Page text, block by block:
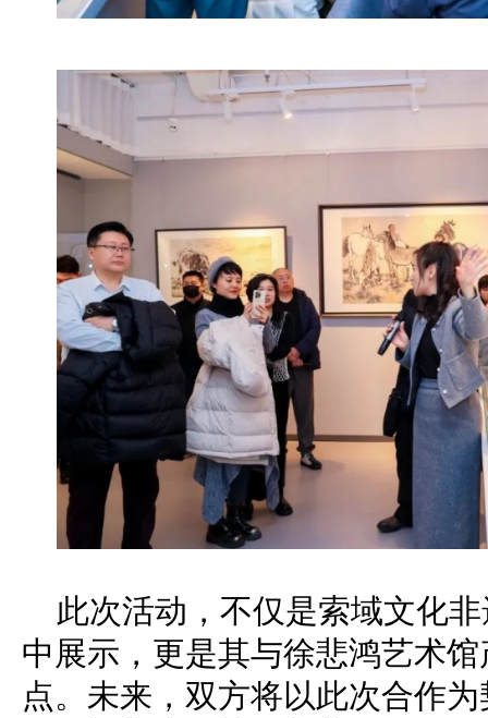
此次活动，不仅是索域文化
中展示，更是其与徐悲鸿艺术
点。未来，双方将以此次合作